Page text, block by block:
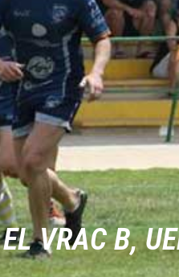
EL VRAC B,